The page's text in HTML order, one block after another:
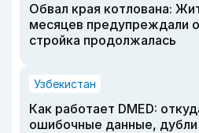
Обвал края котлована:
месяцев предупреждали
стройка продолжалась
Узбекистан
Как работает DMED:
ошибочные данные, дубли